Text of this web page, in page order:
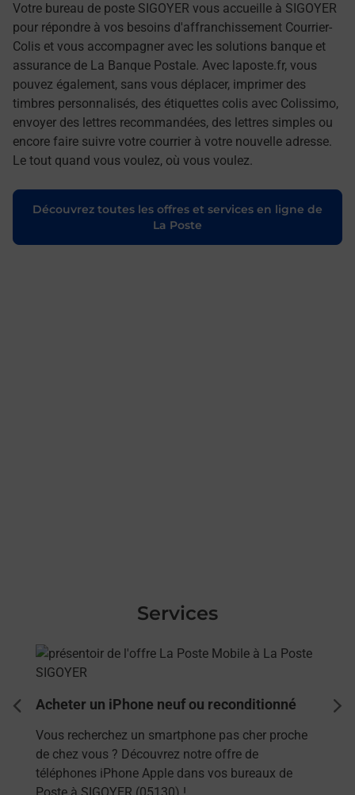
Votre bureau de poste SIGOYER vous accueille à SIGOYER
pour répondre à vos besoins d'affranchissement Courrier-
Colis et vous accompagner avec les solutions banque et
assurance de La Banque Postale. Avec laposte.fr, vous
pouvez également, sans vous déplacer, imprimer des
timbres personnalisés, des étiquettes colis avec Colissimo,
envoyer des lettres recommandées, des lettres simples ou
encore faire suivre votre courrier à votre nouvelle adresse.
Le tout quand vous voulez, où vous voulez.
Découvrez toutes les offres et services en ligne de
La Poste
Services
En savoir plus
Acheter un iPhone neuf ou reconditionné
Vous recherchez un smartphone pas cher proche
de chez vous ? Découvrez notre offre de
téléphones iPhone Apple dans vos bureaux de